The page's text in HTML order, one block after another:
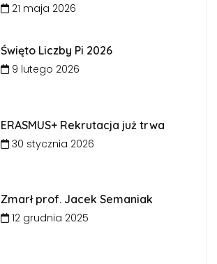
21 maja 2026
Święto Liczby Pi 2026
9 lutego 2026
ERASMUS+ Rekrutacja już trwa
30 stycznia 2026
Zmarł prof. Jacek Semaniak
12 grudnia 2025